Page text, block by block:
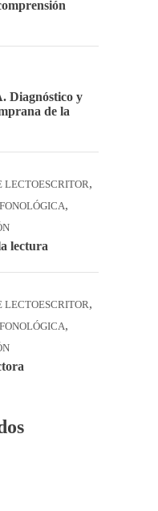
Diagnóstico y
de la
LECTOESCRITOR,
,
lectura
LECTOESCRITOR,
,